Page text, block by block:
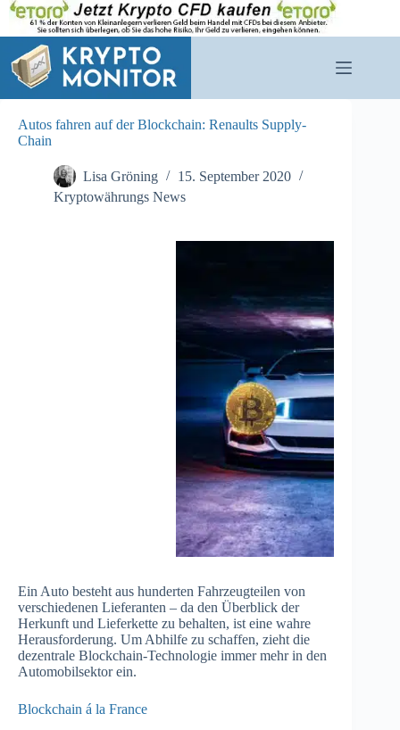
Zum
Inhalt
springen
Autos fahren auf der Blockchain: Renaults Supply-
Chain
Lisa Gröning
15. September 2020
Kryptowährungs News
Ein Auto besteht aus hunderten Fahrzeugteilen von
verschiedenen Lieferanten – da den Überblick der
Herkunft und Lieferkette zu behalten, ist eine wahre
Herausforderung. Um Abhilfe zu schaffen, zieht die
dezentrale Blockchain-Technologie immer mehr in den
Automobilsektor ein.
Blockchain á la France